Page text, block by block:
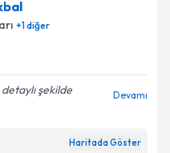
için randevu takvimi
randevu almanız
e-posta ile
+1diğer
şekilde
Devamı
Haritada Göster